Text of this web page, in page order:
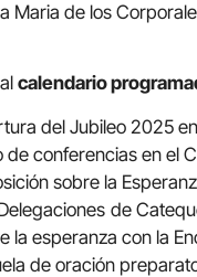
Maria de los
calendario
del Jubileo 2025
de conferencias en el
sobre la
de
la esperanza con la
de oración